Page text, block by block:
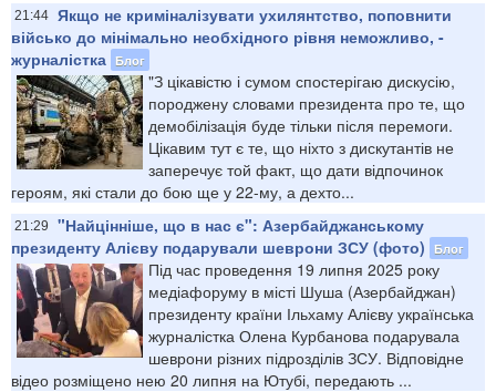
21:44 Якщо не криміналізувати ухилянтство, поповнити
військо до мінімально необхідного рівня неможливо, -
журналістка Блог
"З цікавістю і сумом спостерігаю дискусію,
породжену словами президента про те, що
демобілізація буде тільки після перемоги.
Цікавим тут є те, що ніхто з дискутантів не
заперечує той факт, що дати відпочинок
героям, які стали до бою ще у 22-му, а дехто...
21:29
"Найцінніше, що в нас є": Азербайджанському
президенту Алієву подарували шеврони ЗСУ (фото)
Блог
Під час проведення 19 липня 2025 року
медіафоруму в місті Шуша (Азербайджан)
президенту країни Ільхаму Алієву українська
журналістка Олена Курбанова подарувала
шеврони різних підрозділів ЗСУ. Відповідне
відео розміщено нею 20 липня на Ютубі, передають ...